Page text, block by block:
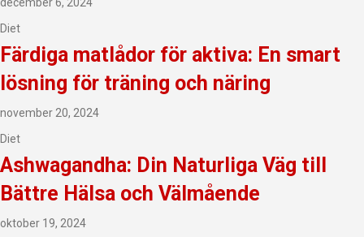
Diet
Färdiga matlådor för aktiva: En smart
lösning för träning och näring
november 20, 2024
Diet
Ashwagandha: Din Naturliga Väg till
Bättre Hälsa och Välmående
oktober 19, 2024